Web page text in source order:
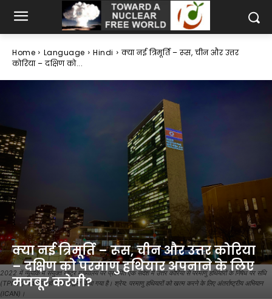
Home Language Hindi
क्या नई त्रिमूर्ति – रूस, चीन और उत्तर
कोरिया – दक्षिण को...
2022 में न्यूयॉर्क में संयुक्त राष्ट्र मुख्यालय पर प्रक्षेपित एक संदेश में उत्तर कोरिया से परमाणु हथियारों के निषेध पर संधि
(TPNW) में शामिल होने का आह्वान किया गया है। श्रेय: परमाणु हथियारों को खत्म करने के लिए अंतर्राष्ट्रीय अभियान
(ICAN)।
क्या नई त्रिमूर्ति – रूस, चीन और उत्तर कोरिया
– दक्षिण को परमाणु हथियार अपनाने के लिए
मजबूर करेगी?